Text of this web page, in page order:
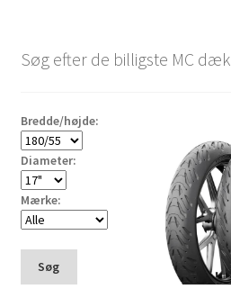
Søg efter de billigste MC dæk
Bredde/højde:
Diameter:
Mærke:
Søg